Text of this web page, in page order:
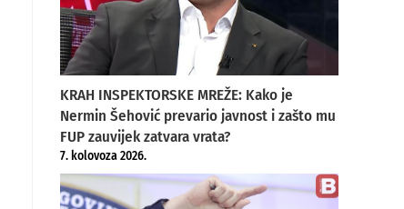
KRAH INSPEKTORSKE MREŽE: Kako je
Nermin Šehović prevario javnost i zašto mu
FUP zauvijek zatvara vrata?
7. kolovoza 2026.